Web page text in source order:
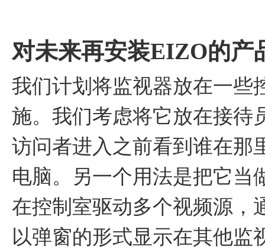
对未来再安装EIZO的产
我们计划将监视器放在一些
施。我们考虑将它放在接待
访问者进入之前看到谁在那
电脑。另一个用法是把它当
在控制室驱动多个视频源，
以弹窗的形式显示在其他监